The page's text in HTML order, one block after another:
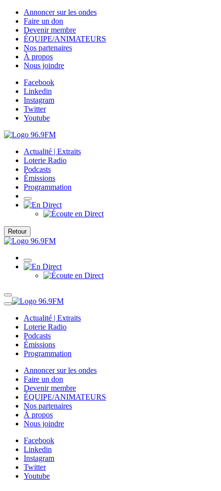
Annoncer sur les ondes
Faire un don
Devenir membre
ÉQUIPE/ANIMATEURS
Nos partenaires
À propos
Nous joindre
Facebook
Linkedin
Instagram
Twitter
Youtube
Actualité | Extraits
Loterie Radio
Podcasts
Émissions
Programmation
Retour
Actualité | Extraits
Loterie Radio
Podcasts
Émissions
Programmation
Annoncer sur les ondes
Faire un don
Devenir membre
ÉQUIPE/ANIMATEURS
Nos partenaires
À propos
Nous joindre
Facebook
Linkedin
Instagram
Twitter
Youtube